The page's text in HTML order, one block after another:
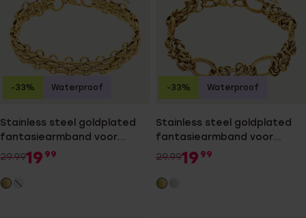
Stainless steel goldplated
fantasiearmband voor
dames
29.9919 99
-33% Waterproof
Stainless steel goldplated
fantasiearmband voor
dames
29.9919 99
-33% Waterproof